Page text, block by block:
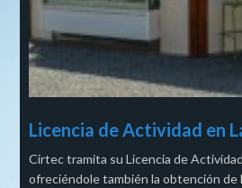
Licencia de Actividad en
Cirtec tramita su Licencia de
ofreciéndole también la obtención de